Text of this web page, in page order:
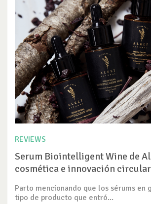
REVIEWS
Serum Biointelligent Wine de
cosmética e innovación circular
Parto mencionando que los sérums en
tipo de producto que entró...